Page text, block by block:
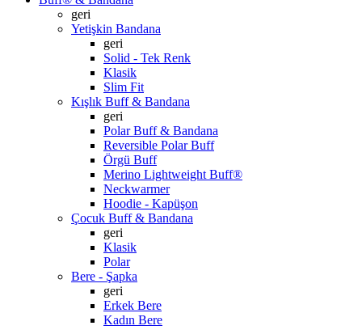
geri
Yetişkin Bandana
geri
Solid - Tek Renk
Klasik
Slim Fit
Kışlık Buff & Bandana
geri
Polar Buff & Bandana
Reversible Polar Buff
Örgü Buff
Merino Lightweight Buff®
Neckwarmer
Hoodie - Kapüşon
Çocuk Buff & Bandana
geri
Klasik
Polar
Bere - Şapka
geri
Erkek Bere
Kadın Bere